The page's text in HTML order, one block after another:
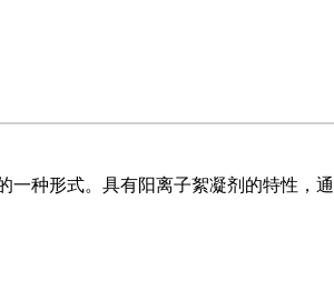
种形式。具有阳离子絮凝剂的特性，